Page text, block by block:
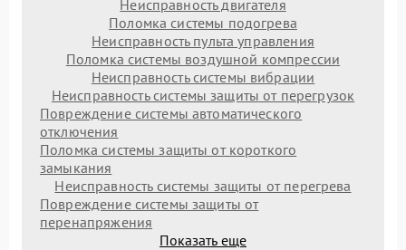
Неисправность двигателя
Поломка системы подогрева
Неисправность пульта управления
Поломка системы воздушной компрессии
Неисправность системы вибрации
Неисправность системы защиты от перегрузок
Повреждение системы автоматического
отключения
Поломка системы защиты от короткого
замыкания
Неисправность системы защиты от перегрева
Повреждение системы защиты от
перенапряжения
Показать еще